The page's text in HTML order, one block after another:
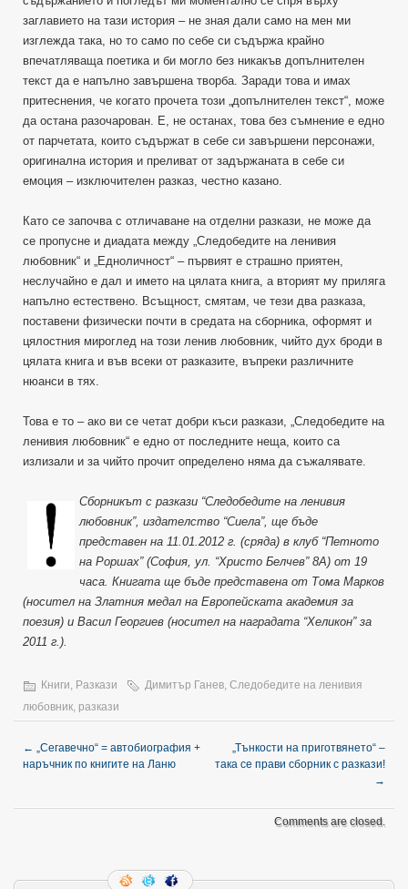
заглавието на тази история – не зная дали само на мен ми
изглежда така, но то само по себе си съдържа крайно
впечатляваща поетика и би могло без никакъв допълнителен
текст да е напълно завършена творба. Заради това и имах
притеснения, че когато прочета този „допълнителен текст“, може
да остана разочарован. Е, не останах, това без съмнение е едно
от парчетата, които съдържат в себе си завършени персонажи,
оригинална история и преливат от задържаната в себе си
емоция – изключителен разказ, честно казано.
Като се започва с отличаване на отделни разкази, не може да
се пропусне и диадата между „Следобедите на ленивия
любовник“ и „Едноличност“ – първият е страшно приятен,
неслучайно е дал и името на цялата книга, а вторият му приляга
напълно естествено. Всъщност, смятам, че тези два разказа,
поставени физически почти в средата на сборника, оформят и
цялостния мироглед на този ленив любовник, чийто дух броди в
цялата книга и във всеки от разказите, въпреки различните
нюанси в тях.
Това е то – ако ви се четат добри къси разкази, „Следобедите на
ленивия любовник“ е едно от последните неща, които са
излизали и за чийто прочит определено няма да съжалявате.
Сборникът с разкази “Следобедите на ленивия
любовник”, издателство “Сиела”, ще бъде
представен на 11.01.2012 г. (сряда) в клуб “Петното
на Роршах” (София, ул. “Христо Белчев” 8А) от 19
часа. Книгата ще бъде представена от Тома Марков
(носител на Златния медал на Европейската академия за
поезия) и Васил Георгиев (носител на наградата “Хеликон” за
2011 г.).
Книги, Разкази Димитър Ганев, Следобедите на ленивия
любовник, разкази
← „Сегавечно“ = автобиография +
наръчник по книгите на Ланю
„Тънкости на приготвянето“ –
така се прави сборник с разкази!
→
Comments are closed.